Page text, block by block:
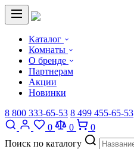
Каталог
Комнаты
О бренде
Партнерам
Акции
Новинки
8 800 333-65-53 8 499 455-65-53
0
0
0
Поиск по каталогу